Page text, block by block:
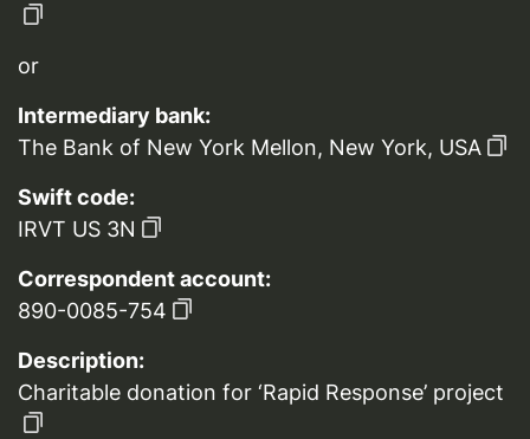
or
Intermediary bank:
The Bank of New York Mellon, New York, USA
Swift code:
IRVT US 3N
Correspondent account:
890-0085-754
Description:
Charitable donation for ‘Rapid Response’ project